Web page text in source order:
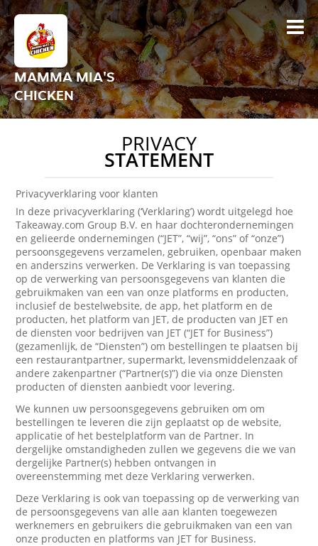
MAMMA MIA'S
CHICKEN
PRIVACY
STATEMENT
Privacyverklaring voor klanten
In deze privacyverklaring (‘Verklaring’) wordt uitgelegd hoe
Takeaway.com Group B.V. en haar dochterondernemingen
en gelieerde ondernemingen (“JET”, “wij”, “ons” of “onze”)
persoonsgegevens verzamelen, gebruiken, openbaar maken
en anderszins verwerken. De Verklaring is van toepassing
op de verwerking van persoonsgegevens van klanten die
gebruikmaken van een van onze platforms en producten,
inclusief de bestelwebsite, de app, het platform en de
producten, het platform van JET, de producten van JET en
de diensten voor bedrijven van JET (“JET for Business”)
(gezamenlijk, de “Diensten”) om bestellingen te plaatsen bij
een restaurantpartner, supermarkt, levensmiddelenzaak of
andere zakenpartner (“Partner(s)”) die via onze Diensten
producten of diensten aanbiedt voor levering.
We kunnen uw persoonsgegevens gebruiken om om
bestellingen te leveren die zijn geplaatst op de website,
applicatie of het bestelplatform van de Partner. In
dergelijke omstandigheden zullen we gegevens die we van
dergelijke Partner(s) hebben ontvangen in
overeenstemming met deze Verklaring verwerken.
Deze Verklaring is ook van toepassing op de verwerking van
de persoonsgegevens van alle aan klanten toegewezen
werknemers en gebruikers die gebruikmaken van een van
onze producten en platforms van JET for Business.